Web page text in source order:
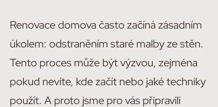
Renovace domova často začíná zásadním
úkolem: odstraněním staré malby ze stěn.
Tento proces může být výzvou, zejména
pokud nevíte, kde začít nebo jaké techniky
použít. A proto jsme pro vás připravili